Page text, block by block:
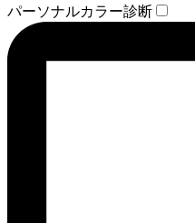
パーソナルカラー診断